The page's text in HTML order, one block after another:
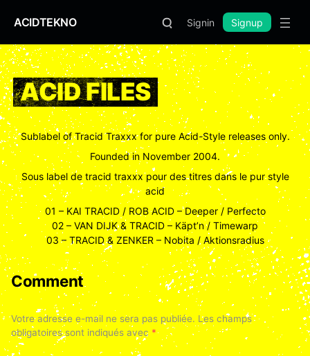
ACIDTEKNO Signin Signup
ACID FILES
Sublabel of Tracid Traxxx for pure Acid-Style releases only.
Founded in November 2004.
Sous label de tracid traxxx pour des titres dans le pur style
acid
01 – KAI TRACID / ROB ACID – Deeper / Perfecto
02 – VAN DIJK & TRACID – Käpt’n / Timewarp
03 – TRACID & ZENKER – Nobita / Aktionsradius
Comment
Votre adresse e-mail ne sera pas publiée. Les champs
obligatoires sont indiqués avec *